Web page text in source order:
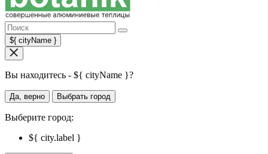
${ cityName }
Вы находитесь - ${ cityName }?
Да, верно Выбрать город
Выберите город:
${ city.label }